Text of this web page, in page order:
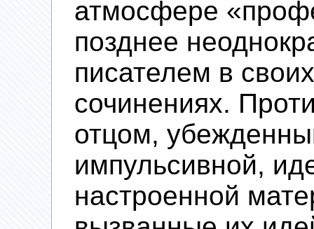
атмосфере
позднее
писателем в
сочинениях.
отцом,
импульсивной,
настроенной